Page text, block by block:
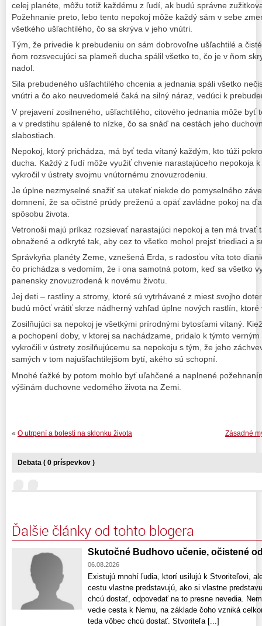
celej planéte, môžu totiž každému z ľudí, ak budú správne
Požehnanie preto, lebo tento nepokoj môže každý sám v sebe
všetkého ušľachtilého, čo sa skrýva v jeho vnútri.
Tým, že privedie k prebudeniu on sám dobrovoľne ušľachtilé a
ňom rozsvecujúci sa plameň ducha spálil všetko to, čo je v ňom
nadol.
Sila prebudeného ušľachtilého chcenia a jednania spáli všetko
vnútri a čo ako neuvedomelé čaká na silný náraz, vedúci k
V prejavení zosilneného, ušľachtilého, citového jednania môže byť
a v predstihu spálené to nízke, čo sa snáď na cestách jeho
slabostiach.
Nepokoj, ktorý prichádza, má byť teda vítaný každým, kto túži
ducha. Každý z ľudí môže využiť chvenie narastajúceho nepokoja
vykročil v ústrety svojmu vnútornému znovuzrodeniu.
Je úplne nezmyselné snažiť sa utekať niekde do pomyselného
domnení, že sa očistné prúdy preženú a opäť zavládne pokoj na
spôsobu života.
Vetronoši majú príkaz rozsievať narastajúci nepokoj a ten má trvať
obnažené a odkryté tak, aby cez to všetko mohol prejsť triediaci a
Správkyňa planéty Zeme, vznešená Erda, s radosťou víta toto
čo prichádza s vedomím, že i ona samotná potom, keď sa všetko
panensky znovuzrodená k novému životu.
Jej deti – rastliny a stromy, ktoré sú vytrhávané z miest svojho
budú môcť vrátiť skrze nádherný vzhľad úplne nových rastlín,
Zosilňujúci sa nepokoj je všetkými prírodnými bytosťami vítaný.
a pochopení doby, v ktorej sa nachádzame, pridalo k týmto
vykročili v ústrety zosilňujúcemu sa nepokoju s tým, že jeho
samých v tom najušľachtilejšom bytí, akého sú schopní.
Mnohé ťažké by potom mohlo byť uľahčené a naplnené
výšinám duchovne vedomého života na Zemi.
Zásadné
« O utrpení a bolesti na sklonku života
Debata ( 0 príspevkov )
Ďalšie články od tohto blogera
Skutočné Budhovo učenie, očistené
06.08.2026
Existujú mnohí ľudia, ktorí usilujú k Stvoriteľovi,
cestu vlastne predstavujú, ako si vlastne
chcú dostať, odpovedať na to presne nevedia.
vedie cesta k Nemu, na základe čoho vzniká
teda vôbec chcú dostať. Stvoriteľa [...]